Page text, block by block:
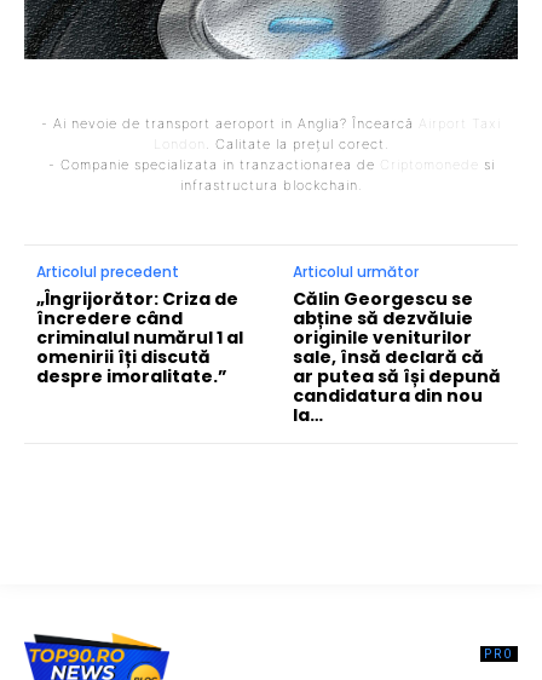
- Ai nevoie de transport aeroport in Anglia? Încearcă Airport Taxi
London . Calitate la prețul corect.
- Companie specializata in tranzactionarea de
Criptomonede
si
infrastructura blockchain.
Articolul precedent
„Îngrijorător: Criza de
încredere când
criminalul numărul 1 al
omenirii îți discută
despre imoralitate.”
Articolul următor
Călin Georgescu se
abține să dezvăluie
originile veniturilor
sale, însă declară că
ar putea să își depună
candidatura din nou
la…